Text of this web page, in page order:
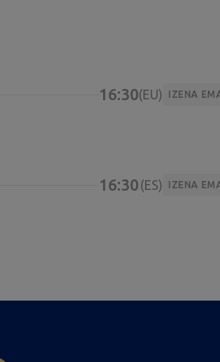
16:30 EU IZENA
16:30 ES IZENA